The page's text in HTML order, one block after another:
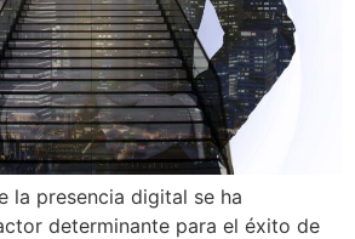
la presencia digital se ha
determinante para el éxito de